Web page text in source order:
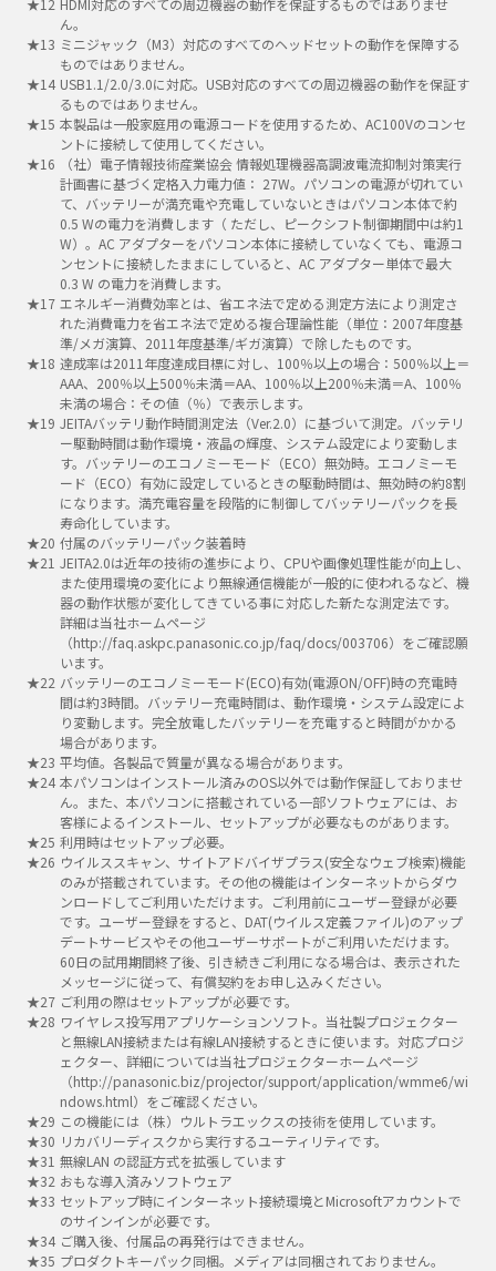
HDMI対応のすべての周辺機器の動作を保証するものではありませ
ん。
ミニジャック（M3）対応のすべてのヘッドセットの動作を保障する
ものではありません。
USB1.1/2.0/3.0に対応。USB対応のすべての周辺機器の動作を保証す
るものではありません。
本製品は一般家庭用の電源コードを使用するため、AC100Vのコンセ
ントに接続して使用してください。
（社）電子情報技術産業協会 情報処理機器高調波電流抑制対策実行
計画書に基づく定格入力電力値： 27W。パソコンの電源が切れてい
て、バッテリーが満充電や充電していないときはパソコン本体で約
0.5 Wの電力を消費します（ ただし、ピークシフト制御期間中は約1
W）。AC アダプターをパソコン本体に接続していなくても、電源コ
ンセントに接続したままにしていると、AC アダプター単体で最大
0.3 W の電力を消費します。
エネルギー消費効率とは、省エネ法で定める測定方法により測定さ
れた消費電力を省エネ法で定める複合理論性能（単位：2007年度基
準/メガ演算、2011年度基準/ギガ演算）で除したものです。
達成率は2011年度達成目標に対し、100％以上の場合：500％以上＝
AAA、200％以上500％未満＝AA、100％以上200％未満＝A、100％
未満の場合：その値（％）で表示します。
JEITAバッテリ動作時間測定法（Ver.2.0）に基づいて測定。バッテリ
ー駆動時間は動作環境・液晶の輝度、システム設定により変動しま
す。バッテリーのエコノミーモード（ECO）無効時。エコノミーモ
ード（ECO）有効に設定しているときの駆動時間は、無効時の約8割
になります。満充電容量を段階的に制御してバッテリーパックを長
寿命化しています。
付属のバッテリーパック装着時
JEITA2.0は近年の技術の進歩により、CPUや画像処理性能が向上し、
また使用環境の変化により無線通信機能が一般的に使われるなど、機
器の動作状態が変化してきている事に対応した新たな測定法です。
詳細は当社ホームページ
（http://faq.askpc.panasonic.co.jp/faq/docs/003706）をご確認願
います。
バッテリーのエコノミーモード(ECO)有効(電源ON/OFF)時の充電時
間は約3時間。バッテリー充電時間は、動作環境・システム設定によ
り変動します。完全放電したバッテリーを充電すると時間がかかる
場合があります。
平均値。各製品で質量が異なる場合があります。
本パソコンはインストール済みのOS以外では動作保証しておりませ
ん。また、本パソコンに搭載されている一部ソフトウェアには、お
客様によるインストール、セットアップが必要なものがあります。
利用時はセットアップ必要。
ウイルススキャン、サイトアドバイザプラス(安全なウェブ検索)機能
のみが搭載されています。その他の機能はインターネットからダウ
ンロードしてご利用いただけます。ご利用前にユーザー登録が必要
です。ユーザー登録をすると、DAT(ウイルス定義ファイル)のアップ
デートサービスやその他ユーザーサポートがご利用いただけます。
60日の試用期間終了後、引き続きご利用になる場合は、表示された
メッセージに従って、有償契約をお申し込みください。
ご利用の際はセットアップが必要です。
ワイヤレス投写用アプリケーションソフト。当社製プロジェクター
と無線LAN接続または有線LAN接続するときに使います。対応プロジ
ェクター、詳細については当社プロジェクターホームページ
（http://panasonic.biz/projector/support/application/wmme6/wi
ndows.html）をご確認ください。
この機能には（株）ウルトラエックスの技術を使用しています。
リカバリーディスクから実行するユーティリティです。
無線LAN の認証方式を拡張しています
おもな導入済みソフトウェア
セットアップ時にインターネット接続環境とMicrosoftアカウントで
のサインインが必要です。
ご購入後、付属品の再発行はできません。
プロダクトキーパック同梱。メディアは同梱されておりません。